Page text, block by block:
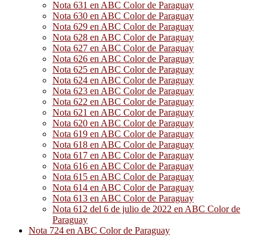
Nota 631 en ABC Color de Paraguay
Nota 630 en ABC Color de Paraguay
Nota 629 en ABC Color de Paraguay
Nota 628 en ABC Color de Paraguay
Nota 627 en ABC Color de Paraguay
Nota 626 en ABC Color de Paraguay
Nota 625 en ABC Color de Paraguay
Nota 624 en ABC Color de Paraguay
Nota 623 en ABC Color de Paraguay
Nota 622 en ABC Color de Paraguay
Nota 621 en ABC Color de Paraguay
Nota 620 en ABC Color de Paraguay
Nota 619 en ABC Color de Paraguay
Nota 618 en ABC Color de Paraguay
Nota 617 en ABC Color de Paraguay
Nota 616 en ABC Color de Paraguay
Nota 615 en ABC Color de Paraguay
Nota 614 en ABC Color de Paraguay
Nota 613 en ABC Color de Paraguay
Nota 612 del 6 de julio de 2022 en ABC Color de
Paraguay
Nota 724 en ABC Color de Paraguay